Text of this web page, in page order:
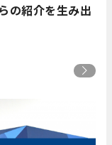
の紹介を生み出